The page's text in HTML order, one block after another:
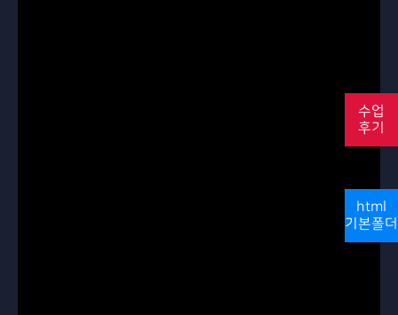
수업
후기
html
기본폴더